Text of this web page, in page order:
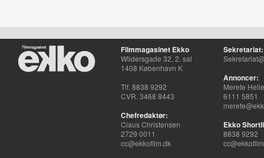
Filmmagasinet Ekko
Wildersgade 32, 2. sal
1408 København K
Tlf. 8838 9292
CVR. 3468 8443
Chefredaktør:
Claus Christensen
2729 0011
cc@ekkofilm.dk
Sekretariat:
Annoncer:
Merete
6111 5851
Ekko
8838 9292